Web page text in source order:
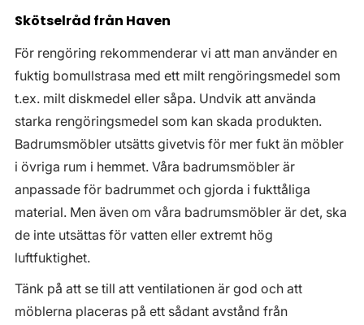
Skötselråd från Haven
För rengöring rekommenderar vi att man använder en
fuktig bomullstrasa med ett milt rengöringsmedel som
t.ex. milt diskmedel eller såpa. Undvik att använda
starka rengöringsmedel som kan skada produkten.
Badrumsmöbler utsätts givetvis för mer fukt än möbler
i övriga rum i hemmet. Våra badrumsmöbler är
anpassade för badrummet och gjorda i fukttåliga
material. Men även om våra badrumsmöbler är det, ska
de inte utsättas för vatten eller extremt hög
luftfuktighet.
Tänk på att se till att ventilationen är god och att
möblerna placeras på ett sådant avstånd från